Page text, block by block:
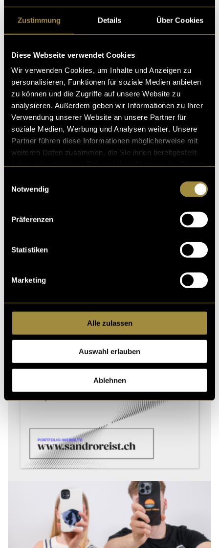
Zustimmung Details Über Cookies
Diese Webseite verwendet Cookies
Wir verwenden Cookies, um Inhalte und Anzeigen zu
personalisieren, Funktionen für soziale Medien anbieten
zu können und die Zugriffe auf unsere Website zu
analysieren. Außerdem geben wir Informationen zu Ihrer
Verwendung unserer Website an unsere Partner für
soziale Medien, Werbung und Analysen weiter. Unsere
Partner führen diese Informationen möglicherweise mit
weiteren Daten zusammen, die Sie ihnen bereitgestellt
Notwendig
Präferenzen
Statistiken
Marketing
Alle zulassen
Auswahl erlauben
Ablehnen
(mbi)
Kritik